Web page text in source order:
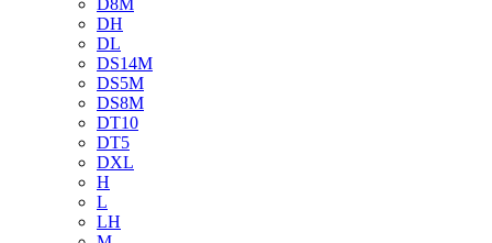
D8M
DH
DL
DS14M
DS5M
DS8M
DT10
DT5
DXL
H
L
LH